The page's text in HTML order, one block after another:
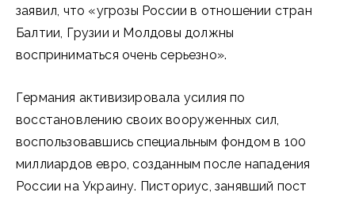
заявил, что «угрозы России в отношении стран
Балтии, Грузии и Молдовы должны
восприниматься очень серьезно».
Германия активизировала усилия по
восстановлению своих вооруженных сил,
воспользовавшись специальным фондом в 100
миллиардов евро, созданным после нападения
России на Украину. Писториус, занявший пост